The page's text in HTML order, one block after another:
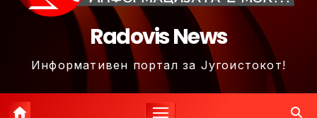
Radovis News
Информативен портал за Југоистокот!